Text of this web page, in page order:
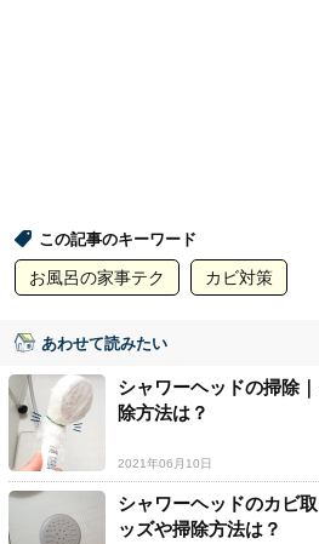
この記事のキーワード
お風呂の家事テク カビ対策
あわせて読みたい
シャワーヘッドの掃除
除方法は？
2021年06月10日
シャワーヘッドのカビ
ッズや掃除方法は？